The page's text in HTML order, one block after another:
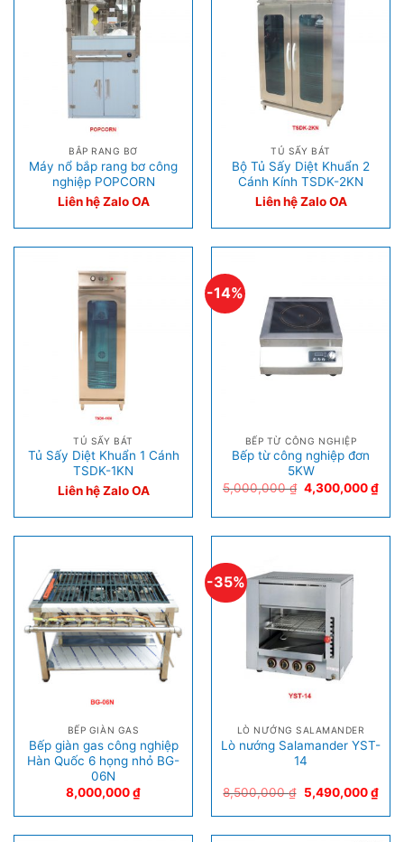
BẮP RANG BƠ
Máy nổ bắp rang bơ công
nghiệp POPCORN
Liên hệ Zalo OA
TỦ SẤY BÁT
Bộ Tủ Sấy Diệt Khuẩn 2
Cánh Kính TSDK-2KN
Liên hệ Zalo OA
TỦ SẤY BÁT
Tủ Sấy Diệt Khuẩn 1 Cánh
TSDK-1KN
Liên hệ Zalo OA
-14%
BẾP TỪ CÔNG NGHIỆP
Bếp từ công nghiệp đơn
5KW
5,000,000₫ 4,300,000₫
BẾP GIÀN GAS
Bếp giàn gas công nghiệp
Hàn Quốc 6 họng nhỏ BG-
06N
8,000,000₫
-35%
LÒ NƯỚNG SALAMANDER
Lò nướng Salamander YST-
14
8,500,000₫ 5,490,000₫